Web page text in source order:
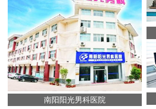
南阳阳光男科医院